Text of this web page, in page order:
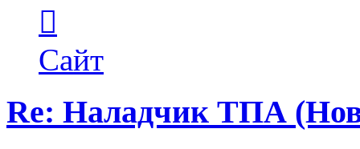
пользователя
ПластСтер
Сайт
Re: Наладчик ТПА